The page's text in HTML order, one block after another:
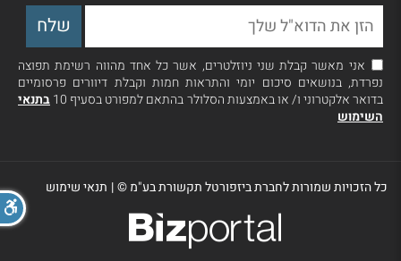
אני מאשר קבלת שני ניוזלטרים, אשר כל אחד מהווה רשימת תפוצה
נפרדת, בנושאים סיכום יומי והתראות חמות וקבלת דיוורים פרסומיים
בדואר אלקטרוני ו/ או באמצעות הסלולר בהתאם למפורט בסעיף 10
בתנאי
השימוש
כל הזכויות שמורות לחברת ביזפורטל תקשורת בע"מ ©| תנאי שימוש